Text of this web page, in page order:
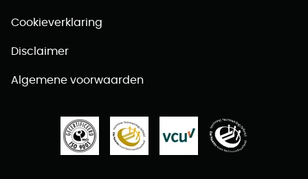
Cookieverklaring
Disclaimer
Algemene voorwaarden